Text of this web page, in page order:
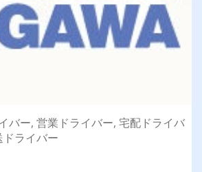
バー, 営業ドライバー, 宅配ドライバ
ライバー